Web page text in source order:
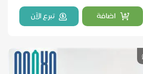
اضافة تبرع الآن